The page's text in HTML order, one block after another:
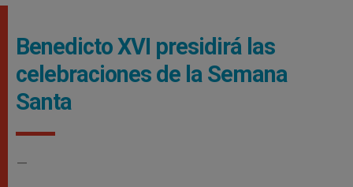
Benedicto XVI presidirá las
celebraciones de la Semana
Santa
–